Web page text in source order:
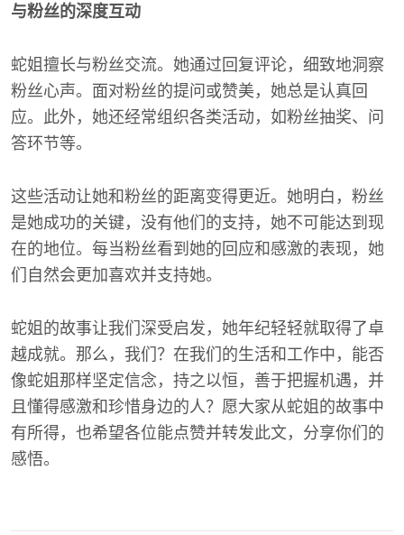
与粉丝的深度互动
蛇姐擅长与粉丝交流。她通过回复评论，细致地洞察
粉丝心声。面对粉丝的提问或赞美，她总是认真回
应。此外，她还经常组织各类活动，如粉丝抽奖、问
答环节等。
这些活动让她和粉丝的距离变得更近。她明白，粉丝
是她成功的关键，没有他们的支持，她不可能达到现
在的地位。每当粉丝看到她的回应和感激的表现，她
们自然会更加喜欢并支持她。
蛇姐的故事让我们深受启发，她年纪轻轻就取得了卓
越成就。那么，我们？在我们的生活和工作中，能否
像蛇姐那样坚定信念，持之以恒，善于把握机遇，并
且懂得感激和珍惜身边的人？愿大家从蛇姐的故事中
有所得，也希望各位能点赞并转发此文，分享你们的
感悟。